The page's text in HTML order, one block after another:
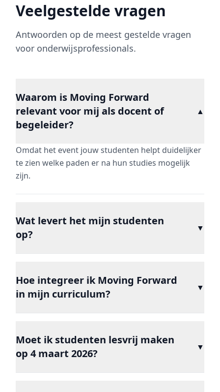
Veelgestelde vragen
Antwoorden op de meest gestelde vragen
voor onderwijsprofessionals.
Waarom is Moving Forward
relevant voor mij als docent of
begeleider?
▲
Omdat het event jouw studenten helpt duidelijker
te zien welke paden er na hun studies mogelijk
zijn.
Wat levert het mijn studenten
op?
▼
Hoe integreer ik Moving Forward
in mijn curriculum?
▼
Moet ik studenten lesvrij maken
op 4 maart 2026?
▼